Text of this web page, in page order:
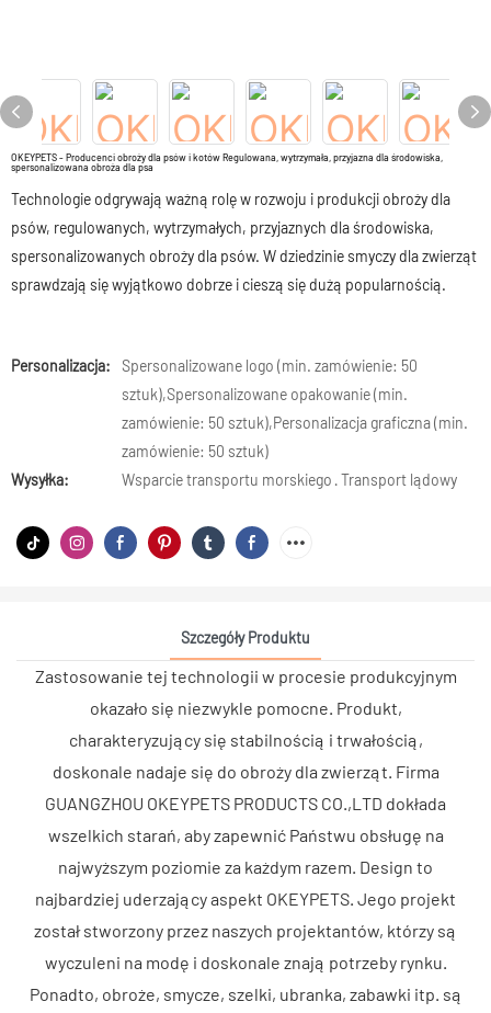
OKEYPETS - Producenci obroży dla psów i kotów Regulowana, wytrzymała, przyjazna dla środowiska,
spersonalizowana obroża dla psa
Technologie odgrywają ważną rolę w rozwoju i produkcji obroży dla
psów, regulowanych, wytrzymałych, przyjaznych dla środowiska,
spersonalizowanych obroży dla psów. W dziedzinie smyczy dla zwierząt
sprawdzają się wyjątkowo dobrze i cieszą się dużą popularnością.
Personalizacja:
Spersonalizowane logo (min. zamówienie: 50
sztuk),Spersonalizowane opakowanie (min.
zamówienie: 50 sztuk),Personalizacja graficzna (min.
zamówienie: 50 sztuk)
Wysyłka:
Wsparcie transportu morskiego · Transport lądowy
Szczegóły Produktu
Zastosowanie tej technologii w procesie produkcyjnym
okazało się niezwykle pomocne. Produkt,
charakteryzujący się stabilnością i trwałością,
doskonale nadaje się do obroży dla zwierząt. Firma
GUANGZHOU OKEYPETS PRODUCTS CO.,LTD dokłada
wszelkich starań, aby zapewnić Państwu obsługę na
najwyższym poziomie za każdym razem. Design to
najbardziej uderzający aspekt OKEYPETS. Jego projekt
został stworzony przez naszych projektantów, którzy są
wyczuleni na modę i doskonale znają potrzeby rynku.
Ponadto, obroże, smycze, szelki, ubranka, zabawki itp. są